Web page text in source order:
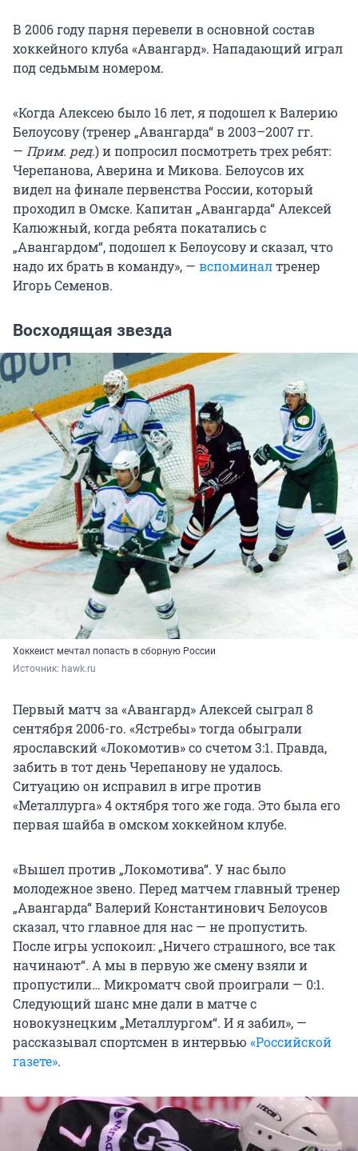
В 2006 году парня перевели в основной состав
хоккейного клуба «Авангард». Нападающий играл
под седьмым номером.
«Когда Алексею было 16 лет, я подошел к Валерию
Белоусову (тренер „Авангарда“ в 2003–2007 гг.
— Прим. ред.) и попросил посмотреть трех ребят:
Черепанова, Аверина и Микова. Белоусов их
видел на финале первенства России, который
проходил в Омске. Капитан „Авангарда“ Алексей
Калюжный, когда ребята покатались с
„Авангардом“, подошел к Белоусову и сказал, что
надо их брать в команду», — вспоминалтренер
Игорь Семенов.
Восходящая звезда
Хоккеист мечтал попасть в сборную России
Источник: hawk.ru
Первый матч за «Авангард» Алексей сыграл 8
сентября 2006-го. «Ястребы» тогда обыграли
ярославский «Локомотив» со счетом 3:1. Правда,
забить в тот день Черепанову не удалось.
Ситуацию он исправил в игре против
«Металлурга»4 октябрятого же года. Это была его
первая шайба в омском хоккейном клубе.
«Вышел против „Локомотива“. У нас было
молодежное звено. Перед матчем главный тренер
„Авангарда“ Валерий Константинович Белоусов
сказал, что главное для нас — не пропустить.
После игры успокоил: „Ничего страшного, все так
начинают“. А мы в первую же смену взяли и
пропустили… Микроматч свой проиграли — 0:1.
Следующий шанс мне дали в матче с
новокузнецким „Металлургом“. И я забил», —
рассказывал спортсмен в интервью «Российской
газете».